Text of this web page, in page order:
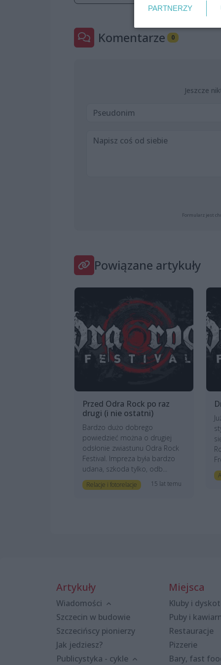
Komentarze 0
Jeszcze
Formularz jest
Powiązane artykuły
Przed Odra Rock po raz
drugi (i nie ostatni)
Bardzo dużo dobrego
powiedzieć można o drugiej
odsłonie zwiastunu Odra Rock
Festival. Impreza była bardzo
udana, szkoda tylko, odb...
Relacje i fotorelacje 15 lat temu
Artykuły
Wiadomości
Szczecin w budowie
Szczecińscy pionierzy
Jak jedziesz?
Publicystyka - cykle
Miejsca
Kluby i
Puby i
Restauracje
Pizzerie
Bary, fast
PARTNERZY